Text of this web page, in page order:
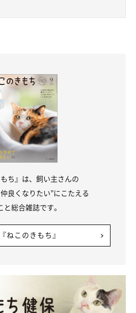
もち』は、飼い主さんの
良くなりたい”にこたえる
と総合雑誌です。
ねこのきもち』